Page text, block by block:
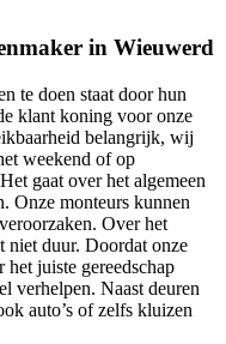
in Wieuwerd
te doen staat door hun
klant koning voor onze
belangrijk, wij
weekend of op
gaat over het algemeen
Onze monteurs kunnen
Over het
niet duur. Doordat onze
juiste gereedschap
verhelpen. Naast deuren
auto’s of zelfs kluizen